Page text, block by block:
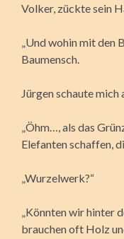
Volker, zückte sein
„Und wohin mit den
Baumensch.
Jürgen schaute mich
„Öhm…, als das
Elefanten schaffen,
„Wurzelwerk?“
„Könnten wir hinter
brauchen oft Holz